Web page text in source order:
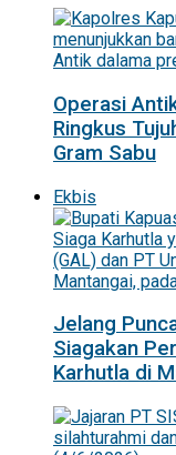
Operasi
Ringkus
Gram Sabu
Ekbis
Jelang
Siagakan
Karhutla di